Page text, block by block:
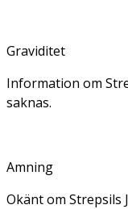
Graviditet
Information om
saknas.
Amning
Okänt om Strepsils